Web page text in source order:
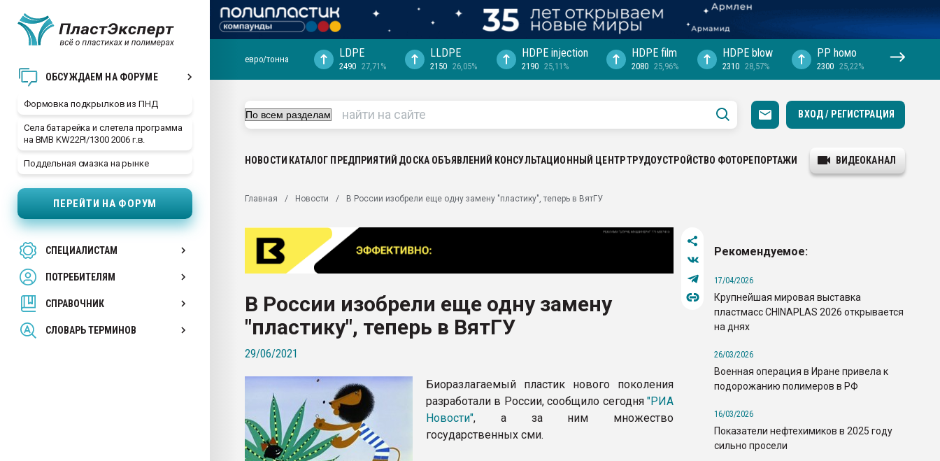
ОБСУЖДАЕМ НА ФОРУМЕ
Формовка подкрылков из ПНД
Села батарейка и слетела программа
на BMB KW22PI/1300 2006 г.в.
Поддельная смазка на рынке
ПЕРЕЙТИ НА ФОРУМ
СПЕЦИАЛИСТАМ
ПОТРЕБИТЕЛЯМ
СПРАВОЧНИК
СЛОВАРЬ ТЕРМИНОВ
29.07.2026 ФРП помог "Ижевскому
Вакуум-формовочные машины:
28.07.2026 Автоматизация выходит на
первый план в переработке
пластмасс
ситуацией на строительном рынке
Всё, что касается выдува ПЭТ
ПЕРЕЙТИ НА ФОРУМ
евро/тонна LDPE
2490 27,71%
LLDPE
2150 26,05%
HDPE injection
2190 25,11%
HDPE film
2080 25,96%
HDPE blow
2310 28,57%
PP hомо
2300 25,22%
ВХОД / РЕГИСТРАЦИЯ
НОВОСТИ КАТАЛОГ ПРЕДПРИЯТИЙ ДОСКА ОБЪЯВЛЕНИЙ КОНСУЛЬТАЦИОННЫЙ ЦЕНТРТРУДОУСТРОЙСТВО ФОТОРЕПОРТАЖИ ВИДЕОКАНАЛ
Главная Новости В России изобрели еще одну замену "пластику", теперь в ВятГУ
В России изобрели еще одну замену
"пластику", теперь в ВятГУ
29/06/2021
Биоразлагаемый пластик нового поколения
разработали в России, сообщило сегодня "РИА
Новости", а за ним множество
государственных сми.
Рекомендуемое:
17/04/2026
Крупнейшая мировая выставка
пластмасс CHINAPLAS 2026 открывается
на днях
26/03/2026
Военная операция в Иране привела к
подорожанию полимеров в РФ
16/03/2026
Показатели нефтехимиков в 2025 году
сильно просели